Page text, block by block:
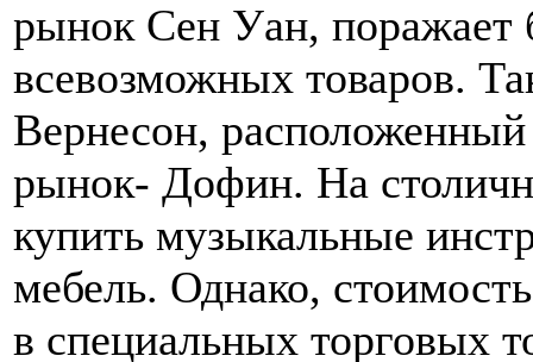
рынок Сен Уан,
всевозможных товаров.
Вернесон,
рынок- Дофин. На
купить музыкальные
мебель. Однако,
в специальных торговых